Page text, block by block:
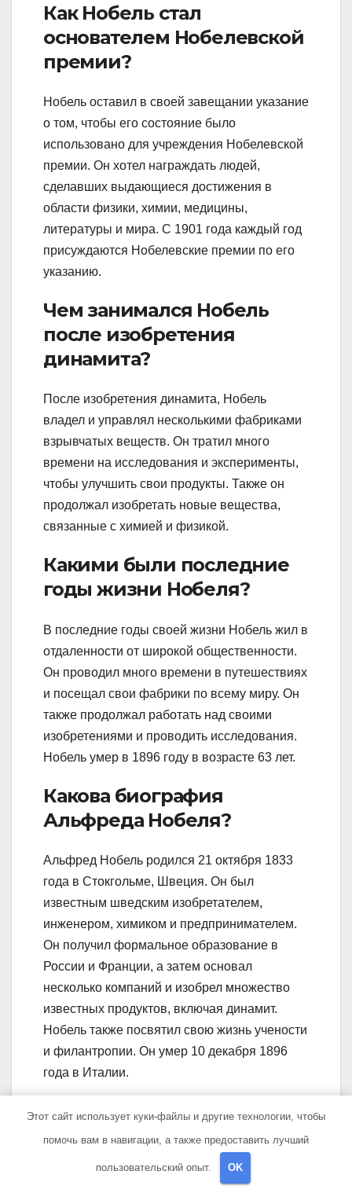
Как Нобель стал
основателем Нобелевской
премии?
Нобель оставил в своей завещании указание
о том, чтобы его состояние было
использовано для учреждения Нобелевской
премии. Он хотел награждать людей,
сделавших выдающиеся достижения в
области физики, химии, медицины,
литературы и мира. С 1901 года каждый год
присуждаются Нобелевские премии по его
указанию.
Чем занимался Нобель
после изобретения
динамита?
После изобретения динамита, Нобель
владел и управлял несколькими фабриками
взрывчатых веществ. Он тратил много
времени на исследования и эксперименты,
чтобы улучшить свои продукты. Также он
продолжал изобретать новые вещества,
связанные с химией и физикой.
Какими были последние
годы жизни Нобеля?
В последние годы своей жизни Нобель жил в
отдаленности от широкой общественности.
Он проводил много времени в путешествиях
и посещал свои фабрики по всему миру. Он
также продолжал работать над своими
изобретениями и проводить исследования.
Нобель умер в 1896 году в возрасте 63 лет.
Какова биография
Альфреда Нобеля?
Альфред Нобель родился 21 октября 1833
года в Стокгольме, Швеция. Он был
известным шведским изобретателем,
инженером, химиком и предпринимателем.
Он получил формальное образование в
России и Франции, а затем основал
несколько компаний и изобрел множество
известных продуктов, включая динамит.
Нобель также посвятил свою жизнь учености
и филантропии. Он умер 10 декабря 1896
года в Италии.
Какие достижения
Альфреда Нобеля в науке?
Этот сайт использует куки-файлы и другие технологии, чтобы
помочь вам в навигации, а также предоставить лучший
пользовательский опыт. OK